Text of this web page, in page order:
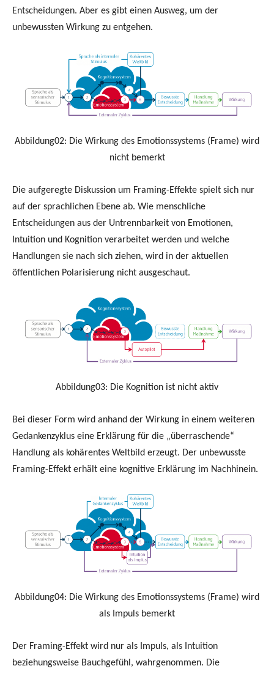
Entscheidungen. Aber es gibt einen Ausweg, um der
unbewussten Wirkung zu entgehen.
Abbildung02: Die Wirkung des Emotionssystems (Frame) wird
nicht bemerkt
Die aufgeregte Diskussion um Framing-Effekte spielt sich nur
auf der sprachlichen Ebene ab. Wie menschliche
Entscheidungen aus der Untrennbarkeit von Emotionen,
Intuition und Kognition verarbeitet werden und welche
Handlungen sie nach sich ziehen, wird in der aktuellen
öffentlichen Polarisierung nicht ausgeschaut.
Abbildung03: Die Kognition ist nicht aktiv
Bei dieser Form wird anhand der Wirkung in einem weiteren
Gedankenzyklus eine Erklärung für die „überraschende“
Handlung als kohärentes Weltbild erzeugt. Der unbewusste
Framing-Effekt erhält eine kognitive Erklärung im Nachhinein.
Abbildung04: Die Wirkung des Emotionssystems (Frame) wird
als Impuls bemerkt
Der Framing-Effekt wird nur als Impuls, als Intuition
beziehungsweise Bauchgefühl, wahrgenommen. Die